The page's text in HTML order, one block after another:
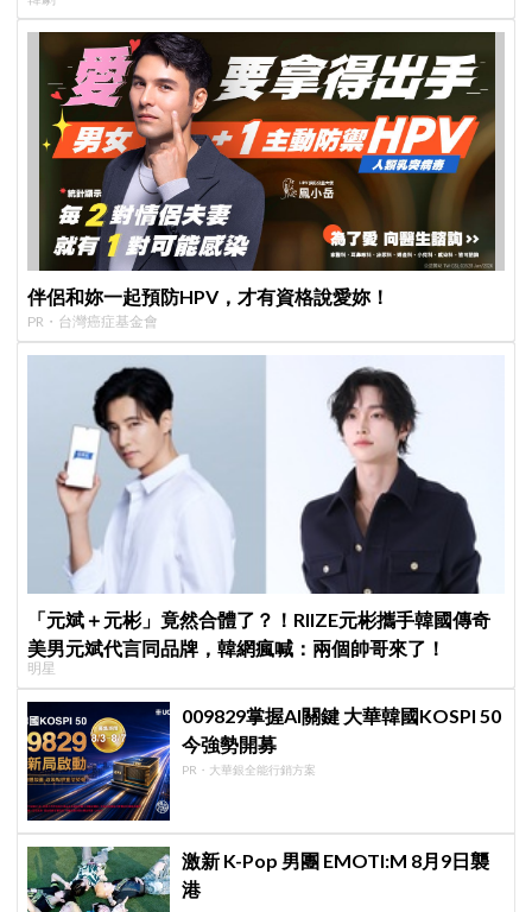
伴侶和妳一起預防HPV，才有資格說愛妳！
PR・台灣癌症基金會
「元斌＋元彬」竟然合體了？！RIIZE元彬攜手韓國傳奇
美男元斌代言同品牌，韓網瘋喊：兩個帥哥來了！
明星
009829掌握AI關鍵 大華韓國KOSPI 50
今強勢開募
PR・大華銀全能行銷方案
激新 K-Pop 男團 EMOTI:M 8月9日襲
港